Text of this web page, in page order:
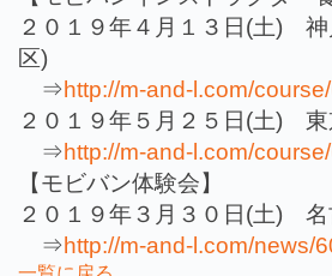
２０１９年４月１３日(土)
区)
⇒ http://m-and-l.com/
２０１９年５月２５日(土)
⇒ http://m-and-l.com/
【モビバン体験会】
２０１９年３月３０日(土)
⇒ http://m-and-l.com/news/